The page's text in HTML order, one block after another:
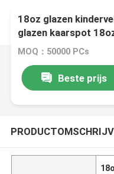
18oz glazen
glazen kaarspot
MOQ：50000 PCs
Beste prijs